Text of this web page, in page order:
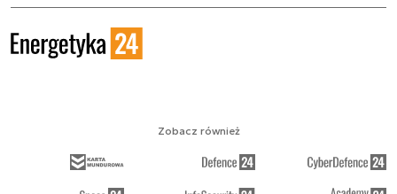
Zobacz również